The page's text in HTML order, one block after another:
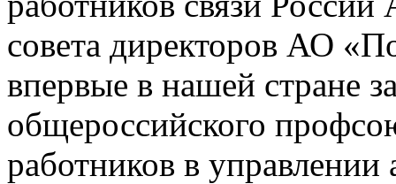
совета директоров АО
впервые в нашей стране
общероссийского
работников в